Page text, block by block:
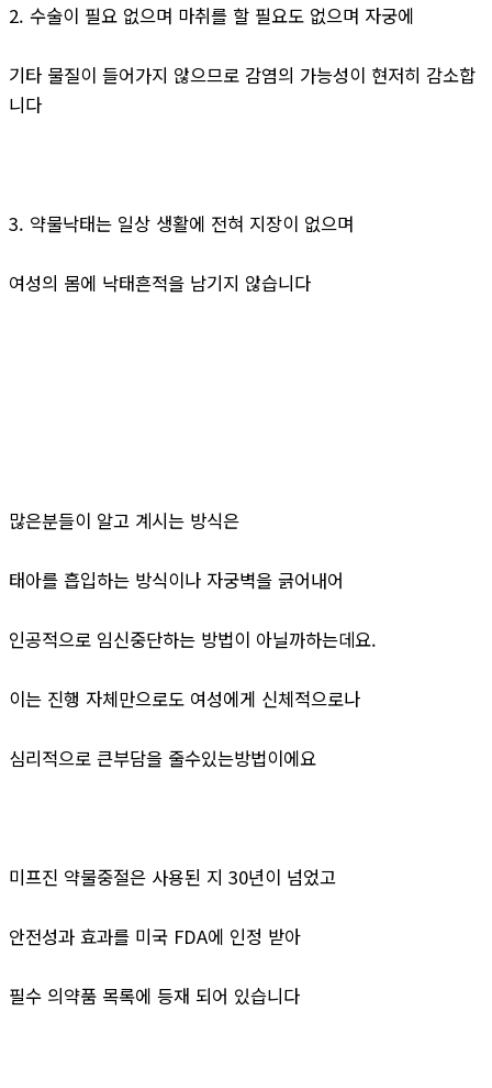
2. 수술이 필요 없으며 마취를 할 필요도 없으며 자궁에
기타 물질이 들어가지 않으므로 감염의 가능성이 현저히 감소합
니다
3. 약물낙태는 일상 생활에 전혀 지장이 없으며
여성의 몸에 낙태흔적을 남기지 않습니다
많은분들이 알고 계시는 방식은
태아를 흡입하는 방식이나 자궁벽을 긁어내어
인공적으로 임신중단하는 방법이 아닐까하는데요.
이는 진행 자체만으로도 여성에게 신체적으로나
심리적으로 큰부담을 줄수있는방법이에요
미프진 약물중절은 사용된 지 30년이 넘었고
안전성과 효과를 미국 FDA에 인정 받아
필수 의약품 목록에 등재 되어 있습니다